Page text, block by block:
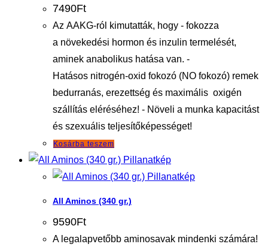
7490Ft
Az AAKG-ról kimutatták, hogy - fokozza
a növekedési hormon és inzulin termelését,
aminek anabolikus hatása van. -
Hatásos nitrogén-oxid fokozó (NO fokozó) remek
bedurranás, erezettség és maximális oxigén
szállítás eléréséhez! - Növeli a munka kapacitást
és szexuális teljesítőképességet!
Kosárba teszem
Pillanatkép
Pillanatkép
All Aminos (340 gr.)
9590Ft
A legalapvetőbb aminosavak mindenki számára!